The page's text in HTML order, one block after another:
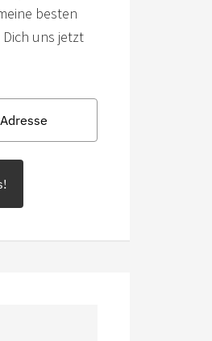
besten
uns jetzt